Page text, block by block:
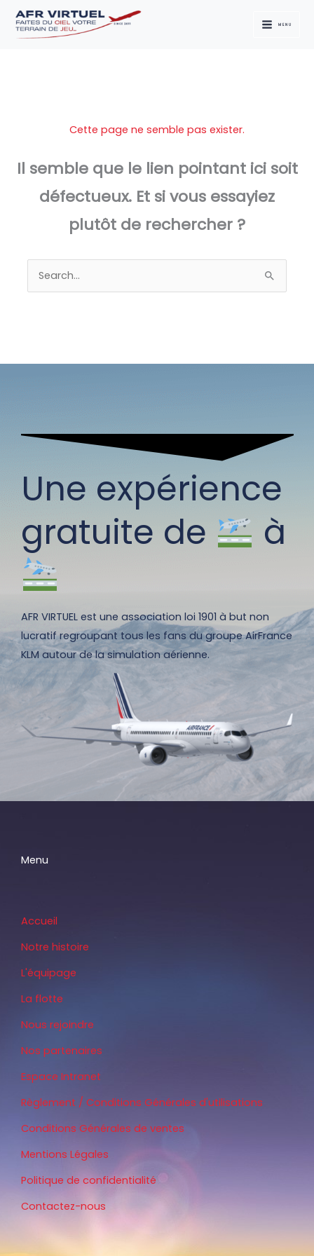
Aller
MENU
Cette page ne semble pas exister.
Il semble que le lien pointant ici soit
défectueux. Et si vous essayiez
plutôt de rechercher ?
Rechercher :
Une expérience
gratuite de
à
AFR VIRTUEL est une association loi 1901 à but non
lucratif regroupant tous les fans du groupe AirFrance
KLM autour de la simulation aérienne.
Menu
Accueil
Notre histoire
L'équipage
La flotte
Nous rejoindre
Nos partenaires
Espace Intranet
Règlement / Conditions Générales d'utilisations
Conditions Générales de ventes
Mentions Légales
Politique de confidentialité
Contactez-nous